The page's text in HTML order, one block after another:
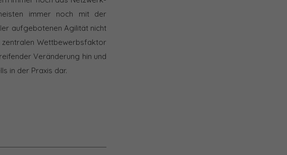
immer noch mit der
aufgebotenen Agilität nicht
Wettbewerbsfaktor
Veränderung hin und
in der Praxis dar.